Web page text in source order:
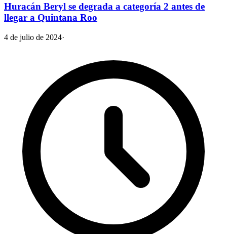
Huracán Beryl se degrada a categoría 2 antes de
llegar a Quintana Roo
4 de julio de 2024·